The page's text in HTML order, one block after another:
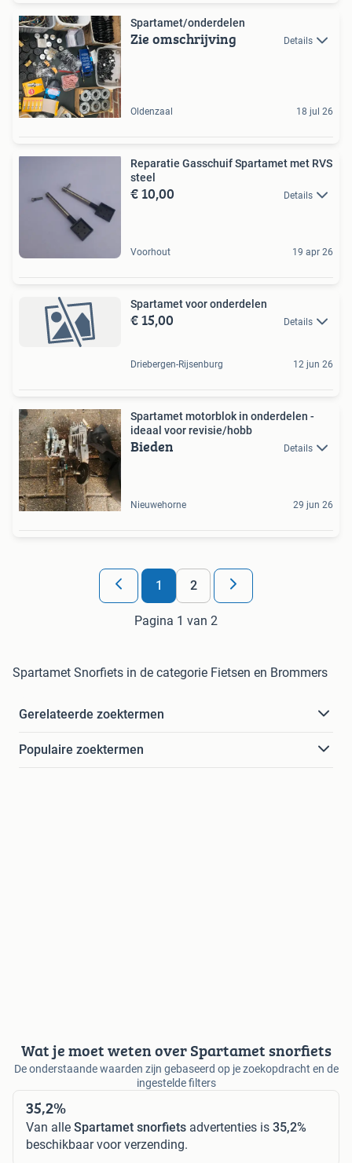
Spartamet/onderdelen
Zie omschrijving Details
Oldenzaal 18 jul 26
Reparatie Gasschuif Spartamet met RVS
steel
€ 10,00 Details
Voorhout 19 apr 26
Spartamet voor onderdelen
€ 15,00 Details
Driebergen-Rijsenburg 12 jun 26
Spartamet motorblok in onderdelen -
ideaal voor revisie/hobb
Bieden Details
Nieuwehorne 29 jun 26
1 2
Pagina 1 van 2
Spartamet Snorfiets in de categorie Fietsen en Brommers
Gerelateerde zoektermen
Populaire zoektermen
Wat je moet weten over Spartamet snorfiets
De onderstaande waarden zijn gebaseerd op je zoekopdracht en de
ingestelde filters
35,2%
Van alle Spartamet snorfiets advertenties is 35,2%
beschikbaar voor verzending.